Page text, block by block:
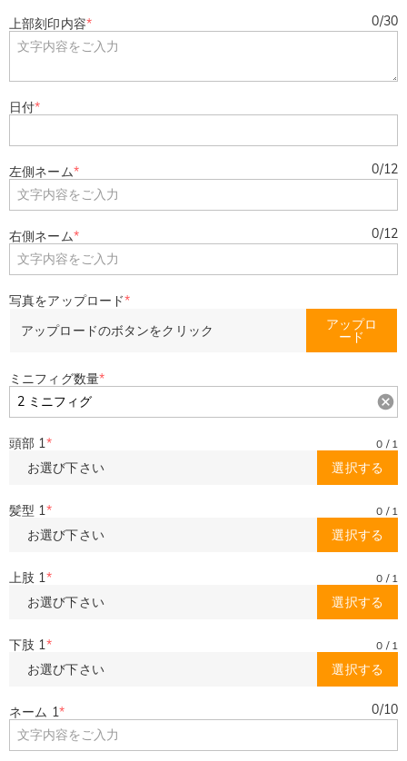
上部刻印内容* 0/30
日付*
左側ネーム* 0/12
右側ネーム* 0/12
写真をアップロード*
アップロードのボタンをクリック
アップロ
ード
ミニフィグ数量*
頭部 1* 0 / 1
お選び下さい 選択する
髪型 1* 0 / 1
お選び下さい 選択する
上肢 1* 0 / 1
お選び下さい 選択する
下肢 1* 0 / 1
お選び下さい 選択する
ネーム 1* 0/10